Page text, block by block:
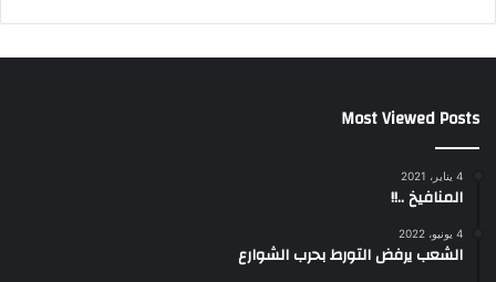
Most Viewed Posts
4 يناير، 2021
المنافيخ ..!!
4 يونيو، 2022
الشعب يرفض التورط بحرب الشوارع